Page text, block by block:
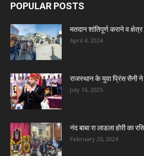
POPULAR POSTS
मतदान शांतिपूर्ण कराने व
April 4, 2024
राजस्थान के युवा प्रिंस सैनी ने
July 16, 2025
नंद बाबा रा लाडला होरी का
February 26, 2024